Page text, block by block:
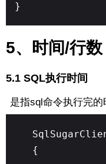
}
5、时间/行
5.1 SQL执行时间
是指sql命令执行完的
{